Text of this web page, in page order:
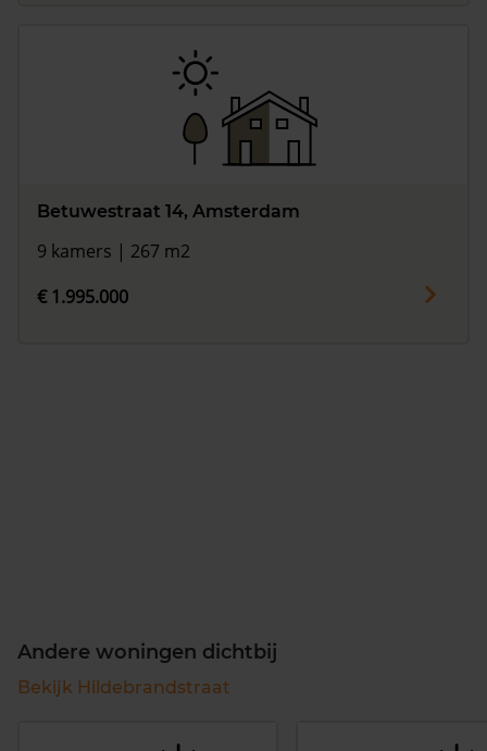
Betuwestraat 14, Amsterdam
9 kamers | 267 m2
€ 1.995.000
Andere woningen dichtbij
Bekijk Hildebrandstraat